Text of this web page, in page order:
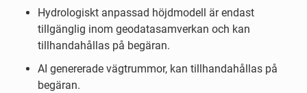
Hydrologiskt anpassad höjdmodell är endast
tillgänglig inom geodatasamverkan och kan
tillhandahållas på begäran.
AI genererade vägtrummor, kan tillhandahållas på
begäran.